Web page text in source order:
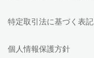
特定取引法に基づく表記
個人情報保護方針